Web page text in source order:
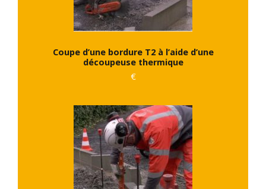
Coupe d’une bordure T2 à l’aide d’une
découpeuse thermique
€